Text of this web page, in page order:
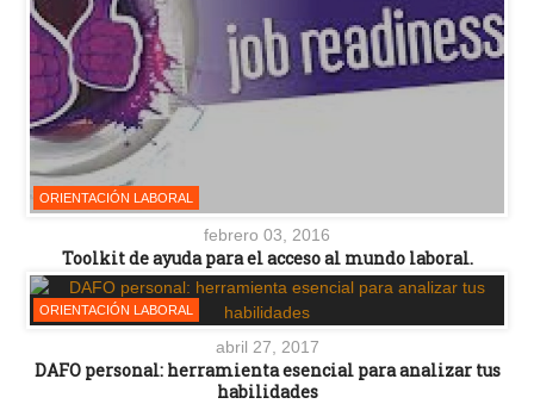
ORIENTACIÓN LABORAL
febrero 03, 2016
Toolkit de ayuda para el acceso al mundo laboral.
ORIENTACIÓN LABORAL
abril 27, 2017
DAFO personal: herramienta esencial para analizar tus
habilidades